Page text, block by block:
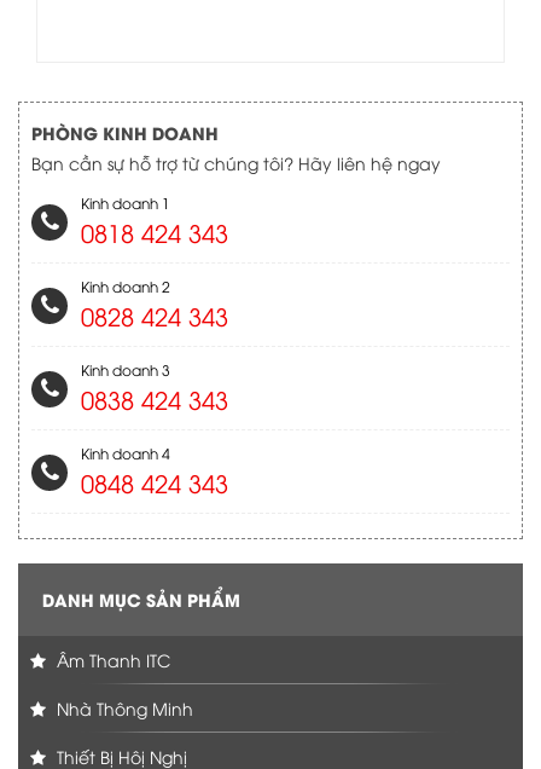
PHÒNG KINH DOANH
Bạn cần sự hỗ trợ từ chúng tôi? Hãy liên hệ ngay
Kinh doanh 1
0818 424 343
Kinh doanh 2
0828 424 343
Kinh doanh 3
0838 424 343
Kinh doanh 4
0848 424 343
DANH MỤC SẢN PHẨM
Âm Thanh ITC
Nhà Thông Minh
Thiết Bị Hôị Nghị